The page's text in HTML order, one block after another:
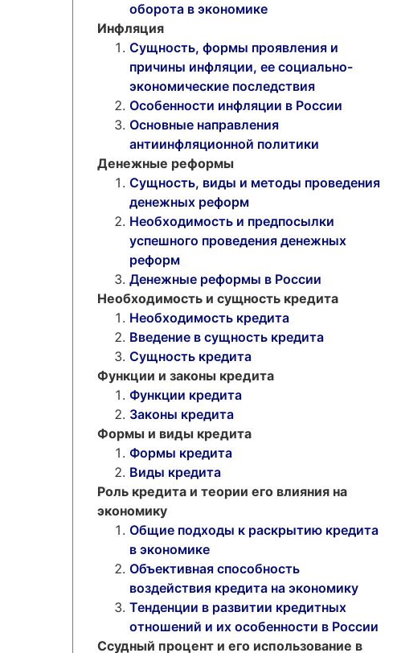
оборота в экономике
Инфляция
Сущность, формы проявления и
причины инфляции, ее социально-
экономические последствия
Особенности инфляции в России
Основные направления
антиинфляционной политики
Денежные реформы
Сущность, виды и методы проведения
денежных реформ
Необходимость и предпосылки
успешного проведения денежных
реформ
Денежные реформы в России
Необходимость и сущность кредита
Необходимость кредита
Введение в сущность кредита
Сущность кредита
Функции и законы кредита
Функции кредита
Законы кредита
Формы и виды кредита
Формы кредита
Виды кредита
Роль кредита и теории его влияния на
экономику
Общие подходы к раскрытию кредита
в экономике
Объективная способность
воздействия кредита на экономику
Тенденции в развитии кредитных
отношений и их особенности в России
Ссудный процент и его использование в